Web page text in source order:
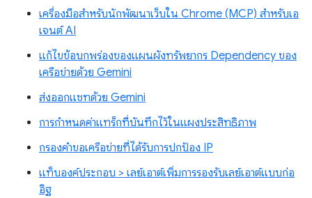
เครื่องมือสำหรับนักพัฒนาเว็บใน Chrome (MCP) สำหรับเอ
เจนต์ AI
แก้ไขข้อบกพร่องของแผนผังทรัพยากร Dependency ของ
เครือข่ายด้วย Gemini
ส่งออกแชทด้วย Gemini
การกำหนดค่าแทร็กที่บันทึกไว้ในแผงประสิทธิภาพ
กรองคำขอเครือข่ายที่ได้รับการปกป้อง IP
แท็บองค์ประกอบ > เลย์เอาต์เพิ่มการรองรับเลย์เอาต์แบบก่อ
อิฐ